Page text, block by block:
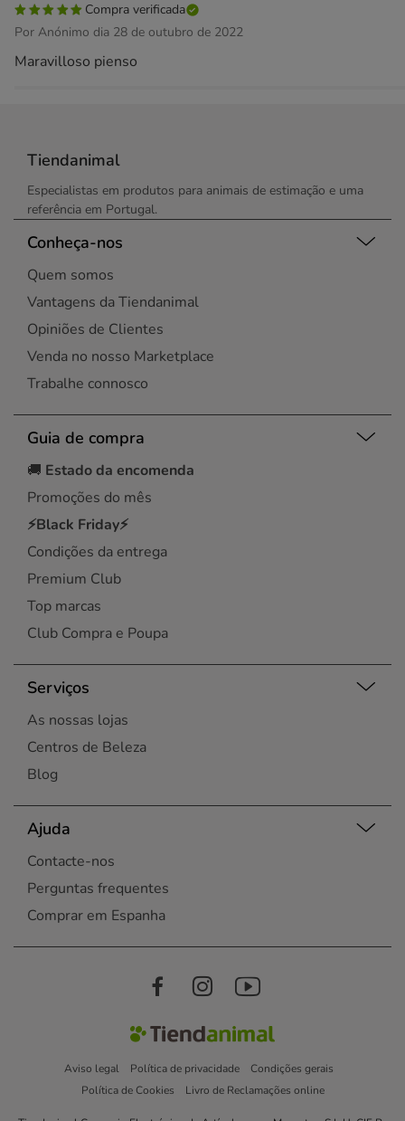
Compra verificada
Por Anónimo dia 28 de outubro de 2022
Maravilloso pienso
Tiendanimal
Especialistas em produtos para animais de estimação e uma
referência em Portugal.
Conheça-nos
Quem somos
Vantagens da Tiendanimal
Opiniões de Clientes
Venda no nosso Marketplace
Trabalhe connosco
Guia de compra
🚚 Estado da encomenda
Promoções do mês
⚡Black Friday⚡
Condições da entrega
Premium Club
Top marcas
Club Compra e Poupa
Serviços
As nossas lojas
Centros de Beleza
Blog
Ajuda
Contacte-nos
Perguntas frequentes
Comprar em Espanha
Aviso legal Política de privacidade
Condições gerais
Política de Cookies
Livro de Reclamações online